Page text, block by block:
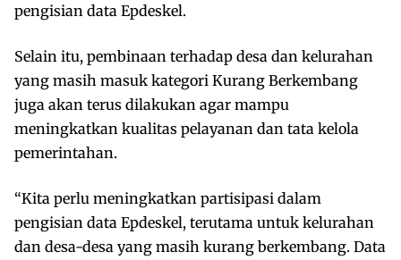
pengisian data Epdeskel.
Selain itu, pembinaan terhadap desa dan kelurahan
yang masih masuk kategori Kurang Berkembang
juga akan terus dilakukan agar mampu
meningkatkan kualitas pelayanan dan tata kelola
pemerintahan.
“Kita perlu meningkatkan partisipasi dalam
pengisian data Epdeskel, terutama untuk kelurahan
dan desa-desa yang masih kurang berkembang. Data